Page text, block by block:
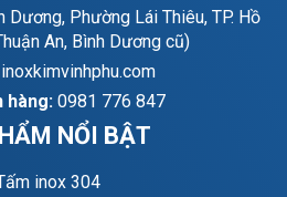
Phường Lái Thiêu, TP. Hồ
An, Bình Dương cũ)
inoxkimvinhphu.com
hàng: 0981 776 847
NỔI BẬT
inox 304